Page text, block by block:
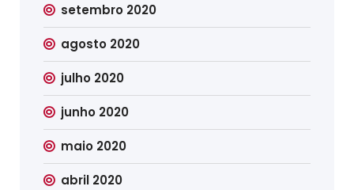
setembro 2020
agosto 2020
julho 2020
junho 2020
maio 2020
abril 2020